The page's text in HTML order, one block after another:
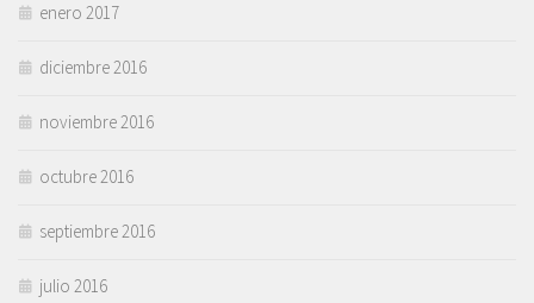
enero 2017
diciembre 2016
noviembre 2016
octubre 2016
septiembre 2016
julio 2016